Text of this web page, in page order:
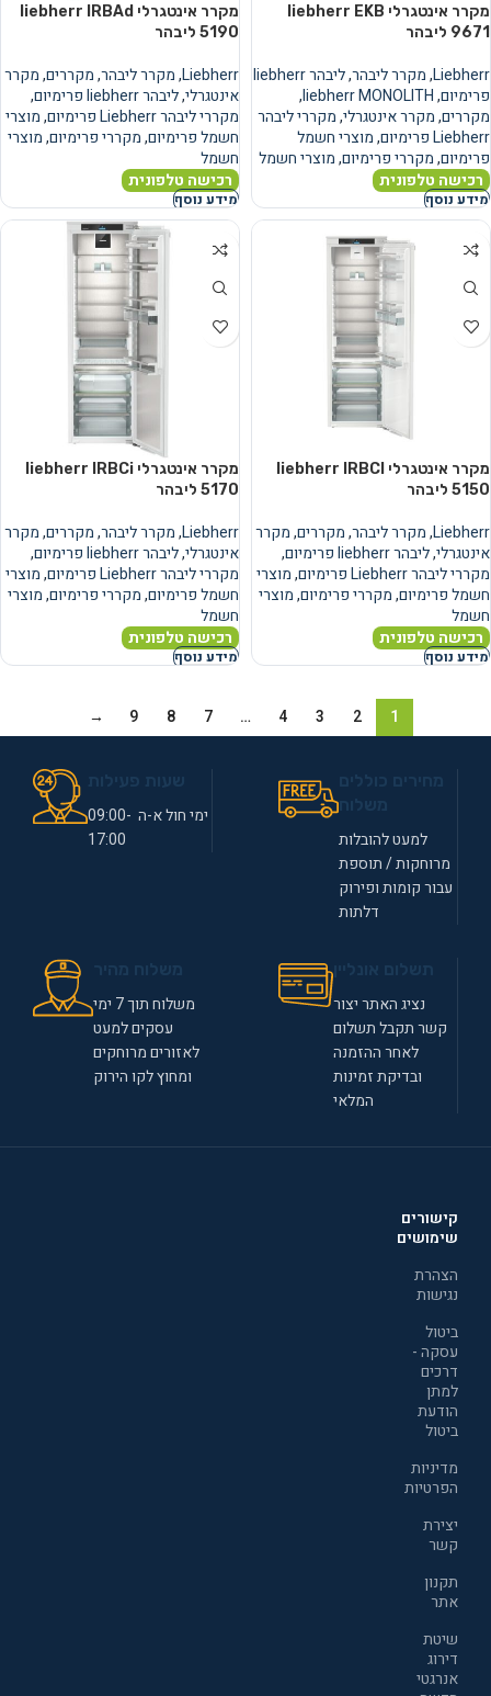
מקרר אינטגרלי liebherr EKB
9671 ליבהר
Liebherr
,מקרר ליבהר,
ליבהר liebherr
פרימיום,
liebherr MONOLITH
,
מקררים,מקרר אינטגרלי,מקררי ליבהר
Liebherr פרימיום
,מוצרי חשמל
פרימיום,מקררי פרימיום,מוצרי חשמל
רכישה טלפונית
מידע נוסף
מקרר אינטגרלי liebherr IRBAd
5190 ליבהר
Liebherr
,מקרר ליבהר,מקררים,מקרר
אינטגרלי,ליבהר liebherr פרימיום
,
מקררי ליבהר Liebherr פרימיום
,מוצרי
חשמל פרימיום,מקררי פרימיום,מוצרי
חשמל
רכישה טלפונית
מידע נוסף
מקרר אינטגרלי liebherr IRBCI
5150 ליבהר
Liebherr
,מקרר ליבהר,מקררים,מקרר
אינטגרלי,ליבהר liebherr פרימיום
,
מקררי ליבהר Liebherr פרימיום
,מוצרי
חשמל פרימיום,מקררי פרימיום,מוצרי
חשמל
רכישה טלפונית
מידע נוסף
מקרר אינטגרלי liebherr IRBCi
5170 ליבהר
Liebherr
,מקרר ליבהר,מקררים,מקרר
אינטגרלי,ליבהר liebherr פרימיום
,
מקררי ליבהר Liebherr פרימיום
,מוצרי
חשמל פרימיום,מקררי פרימיום,מוצרי
חשמל
רכישה טלפונית
מידע נוסף
1
2
3
4
…
7
8
9
→
למעט להובלות
מרוחקות / תוספת
עבור קומות ופירוק
דלתות
ימי חול א-ה 09:00-
17:00
נציג האתר יצור
קשר תקבל תשלום
לאחר ההזמנה
ובדיקת זמינות
המלאי
משלוח תוך 7 ימי
עסקים למעט
לאזורים מרוחקים
ומחוץ לקו הירוק
קישורים
שימושים
הצהרת
נגישות
ביטול
עסקה -
דרכים
למתן
הודעת
ביטול
מדיניות
הפרטיות
יצירת
קשר
תקנון
אתר
שיטת
דירוג
אנרגטי